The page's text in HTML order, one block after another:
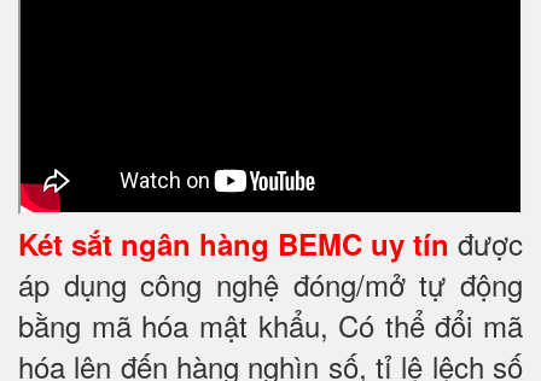
Két sắt ngân hàng BEMC uy tín được
áp dụng công nghệ đóng/mở tự động
bằng mã hóa mật khẩu, Có thể đổi mã
hóa lên đến hàng nghìn số, tỉ lệ lệch số